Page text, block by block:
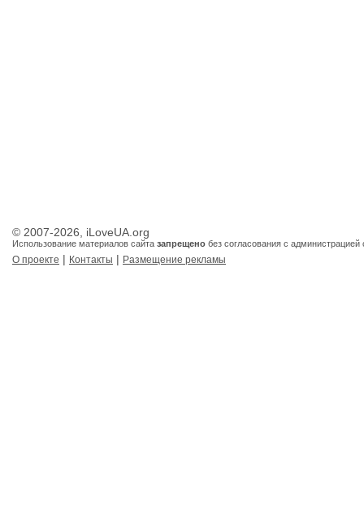
© 2007-2026, iLoveUA.org
Использование материалов сайта запрещено без согласования с администрацией
О проекте | Контакты | Размещение рекламы